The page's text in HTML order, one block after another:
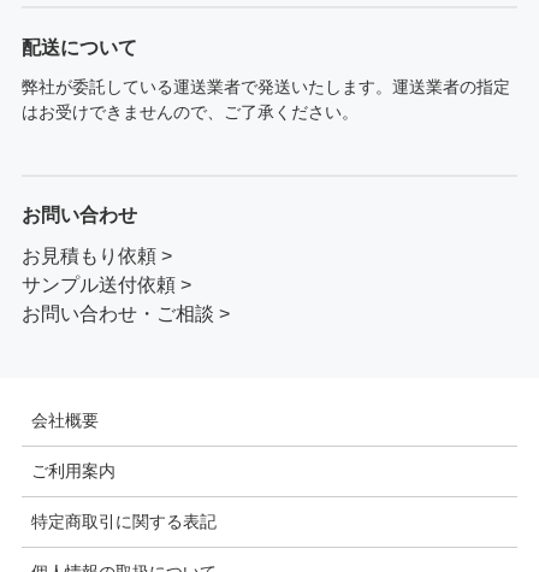
配送について
弊社が委託している運送業者で発送いたします。運送業者の指定
はお受けできませんので、ご了承ください。
お問い合わせ
お見積もり依頼 >
サンプル送付依頼 >
お問い合わせ・ご相談 >
会社概要
ご利用案内
特定商取引に関する表記